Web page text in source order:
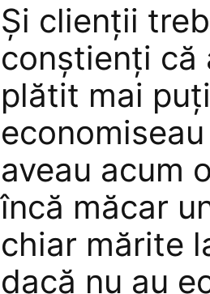
Și clienții
conștienți că
plătit mai
aveau acum
încă măcar
chiar mărite
dacă nu au